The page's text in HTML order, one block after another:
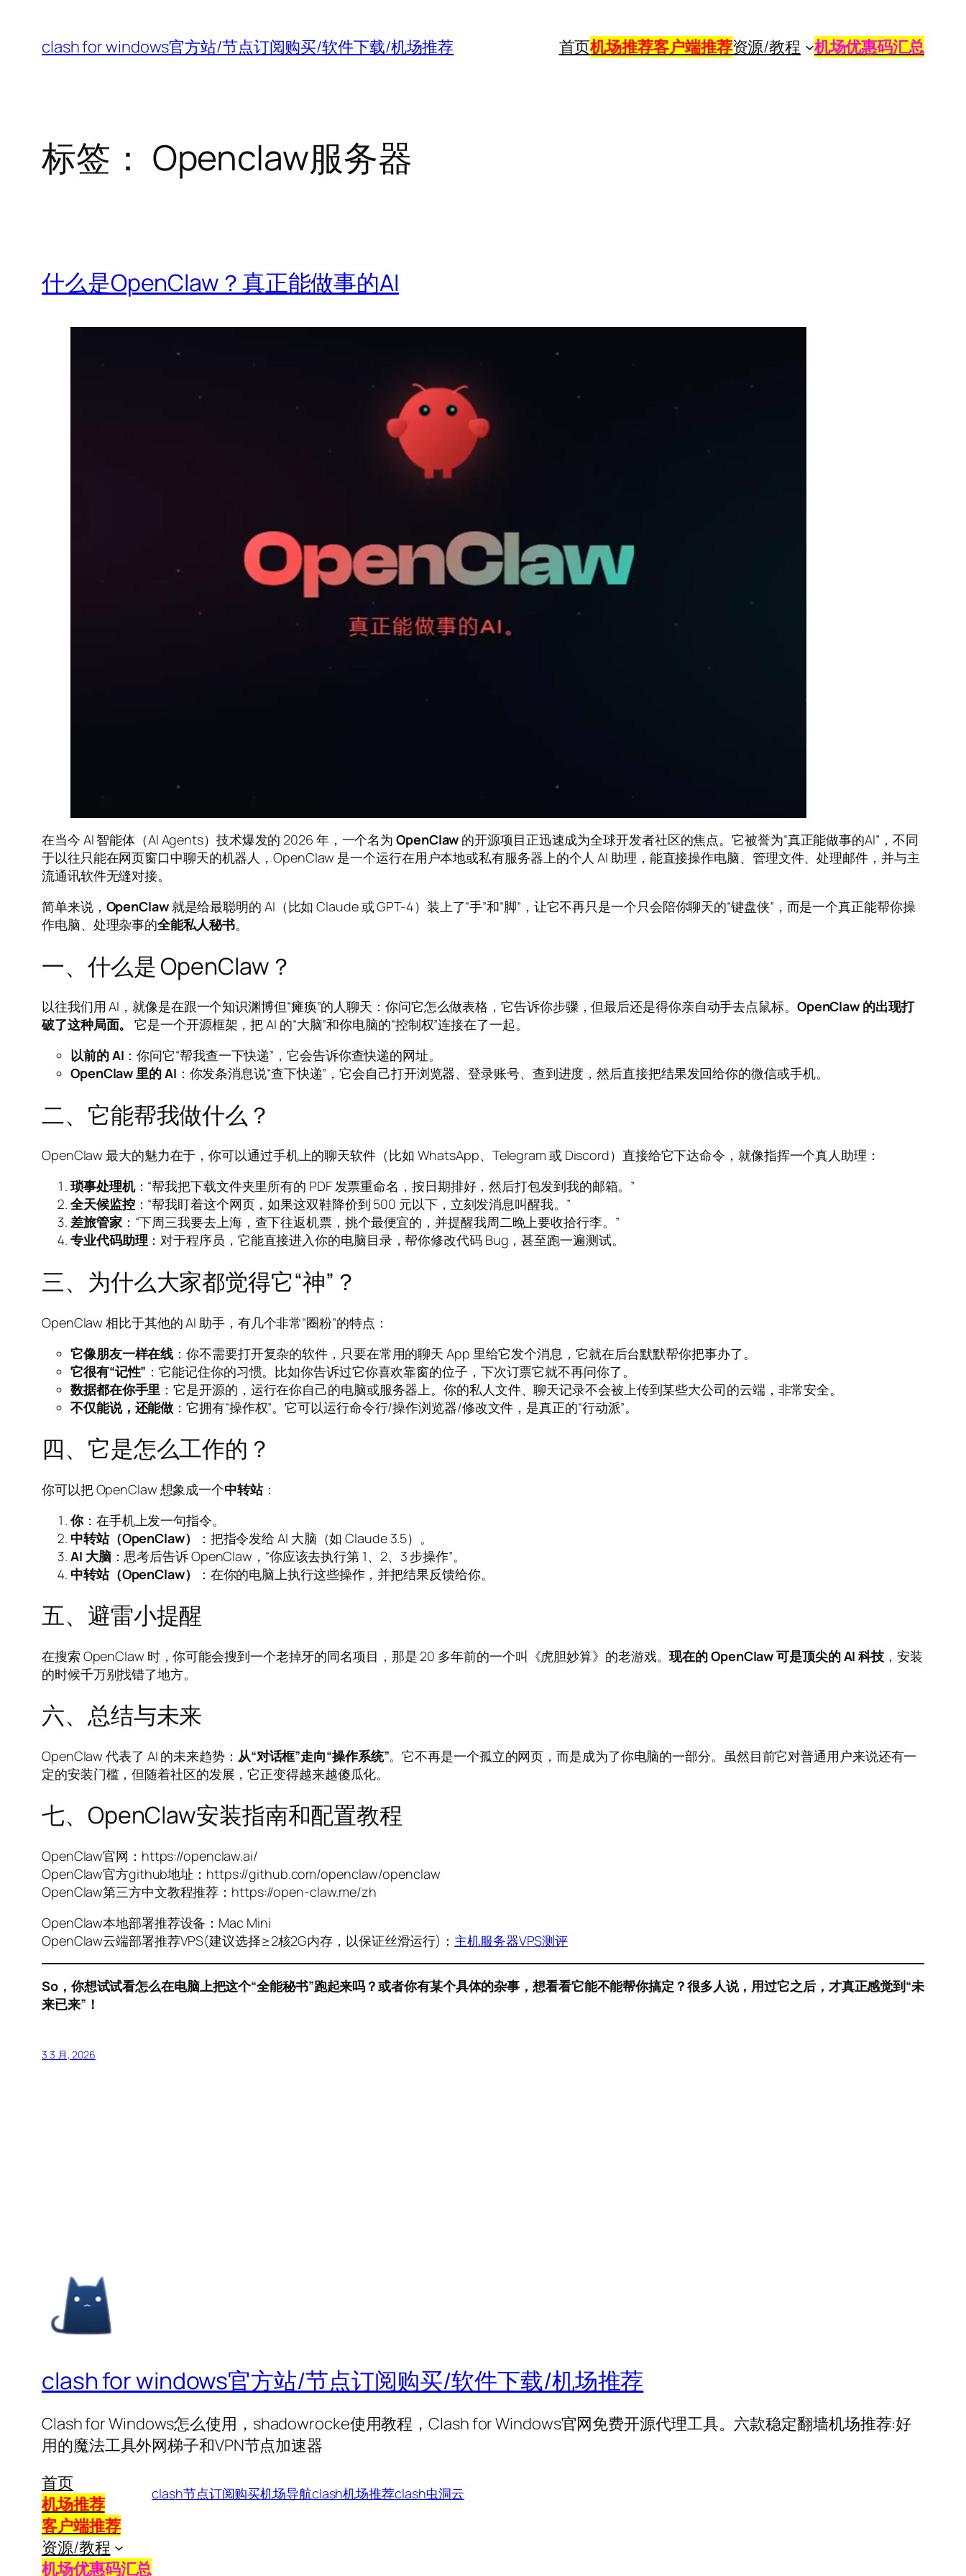
clash for windows官方站/节点订阅购买/软件下载/机场推荐 首页机场推荐客户端推荐资源/教程 机场优惠码汇总
标签： Openclaw服务器
什么是OpenClaw？真正能做事的AI
在当今 AI 智能体（AI Agents）技术爆发的 2026 年，一个名为OpenClaw 的开源项目正迅速成为全球开发者社区的焦点。它被誉为“真正能做事的AI”，不同
于以往只能在网页窗口中聊天的机器人，OpenClaw 是一个运行在用户本地或私有服务器上的个人 AI 助理，能直接操作电脑、管理文件、处理邮件，并与主
流通讯软件无缝对接。
简单来说， OpenClaw就是给最聪明的 AI（比如 Claude 或 GPT-4）装上了“手”和“脚”，让它不再只是一个只会陪你聊天的“键盘侠”，而是一个真正能帮你操
作电脑、处理杂事的全能私人秘书。
一、什么是 OpenClaw？
以往我们用 AI，就像是在跟一个知识渊博但“瘫痪”的人聊天：你问它怎么做表格，它告诉你步骤，但最后还是得你亲自动手去点鼠标。 OpenClaw 的出现打
破了这种局面。
它是一个开源框架，把 AI 的“大脑”和你电脑的“控制权”连接在了一起。
以前的 AI ：你问它“帮我查一下快递”，它会告诉你查快递的网址。
OpenClaw 里的 AI ：你发条消息说“查下快递”，它会自己打开浏览器、登录账号、查到进度，然后直接把结果发回给你的微信或手机。
二、它能帮我做什么？
OpenClaw 最大的魅力在于，你可以通过手机上的聊天软件（比如 WhatsApp、Telegram 或 Discord）直接给它下达命令，就像指挥一个真人助理：
琐事处理机：“帮我把下载文件夹里所有的 PDF 发票重命名，按日期排好，然后打包发到我的邮箱。”
全天候监控：“帮我盯着这个网页，如果这双鞋降价到 500 元以下，立刻发消息叫醒我。”
差旅管家：“下周三我要去上海，查下往返机票，挑个最便宜的，并提醒我周二晚上要收拾行李。”
专业代码助理 ：对于程序员，它能直接进入你的电脑目录，帮你修改代码 Bug，甚至跑一遍测试。
三、为什么大家都觉得它“神”？
OpenClaw 相比于其他的 AI 助手，有几个非常“圈粉”的特点：
它像朋友一样在线 ：你不需要打开复杂的软件，只要在常用的聊天 App 里给它发个消息，它就在后台默默帮你把事办了。
它很有“记性” ：它能记住你的习惯。比如你告诉过它你喜欢靠窗的位子，下次订票它就不再问你了。
数据都在你手里 ：它是开源的，运行在你自己的电脑或服务器上。你的私人文件、聊天记录不会被上传到某些大公司的云端，非常安全。
不仅能说，还能做 ：它拥有“操作权”。它可以运行命令行/操作浏览器/修改文件，是真正的“行动派”。
四、它是怎么工作的？
你可以把 OpenClaw 想象成一个中转站：
你：在手机上发一句指令。
中转站（OpenClaw）
：把指令发给 AI 大脑（如 Claude 3.5）。
AI 大脑：思考后告诉 OpenClaw，“你应该去执行第 1、2、3 步操作”。
中转站（OpenClaw）
：在你的电脑上执行这些操作，并把结果反馈给你。
五、避雷小提醒
在搜索 OpenClaw 时，你可能会搜到一个老掉牙的同名项目，那是 20 多年前的一个叫《虎胆妙算》的老游戏。现在的 OpenClaw 可是顶尖的 AI 科技 ，安装
的时候千万别找错了地方。
六、总结与未来
OpenClaw 代表了 AI 的未来趋势： 从“对话框”走向“操作系统”。它不再是一个孤立的网页，而是成为了你电脑的一部分。虽然目前它对普通用户来说还有一
定的安装门槛，但随着社区的发展，它正变得越来越傻瓜化。
七、OpenClaw安装指南和配置教程
OpenClaw官网：https://openclaw.ai/
OpenClaw官方github地址：https://github.com/openclaw/openclaw
OpenClaw第三方中文教程推荐：https://open-claw.me/zh
OpenClaw本地部署推荐设备：Mac Mini
OpenClaw云端部署推荐VPS(建议选择≥2核2G内存，以保证丝滑运行)： 主机服务器VPS测评
So，你想试试看怎么在电脑上把这个“全能秘书”跑起来吗？或者你有某个具体的杂事，想看看它能不能帮你搞定？很多人说，用过它之后，才真正感觉到“未
来已来”！
3 3 月, 2026
clash for windows官方站/节点订阅购买/软件下载/机场推荐
Clash for Windows怎么使用，shadowrocke使用教程，Clash for Windows官网免费开源代理工具。六款稳定翻墙机场推荐:好
用的魔法工具外网梯子和VPN节点加速器
首页
机场推荐
客户端推荐
资源/教程
机场优惠码汇总
clash节点订阅购买机场导航clash机场推荐clash虫洞云